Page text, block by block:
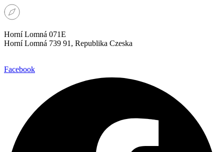
Horní Lomná 071E
Horní Lomná 739 91, Republika Czeska
Facebook